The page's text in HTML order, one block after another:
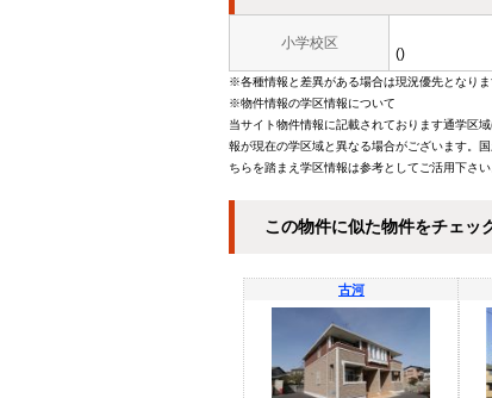
小学校区
()
※各種情報と差異がある場合は現況優先となり
※物件情報の学区情報について
当サイト物件情報に記載されております通学区
報が現在の学区域と異なる場合がございます。
ちらを踏まえ学区情報は参考としてご活用下さい
この物件に似た物件をチェッ
古河